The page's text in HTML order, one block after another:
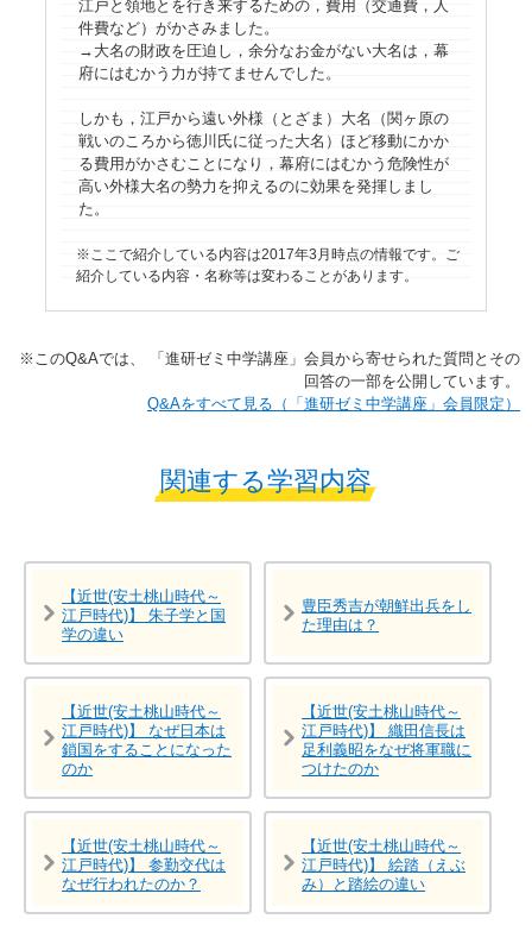
江戸と領地とを行き来するための，費用（交通費，人
件費など）がかさみました。
→大名の財政を圧迫し，余分なお金がない大名は，幕
府にはむかう力が持てませんでした。
しかも，江戸から遠い外様（とざま）大名（関ヶ原の
戦いのころから徳川氏に従った大名）ほど移動にかか
る費用がかさむことになり，幕府にはむかう危険性が
高い外様大名の勢力を抑えるのに効果を発揮しまし
た。
ここで紹介している内容は2017年3月時点の情報です。ご
紹介している内容・名称等は変わることがあります。
※​このQ&Aでは、​ 「進研ゼミ中学講座」​会員から寄せられた質問とその
回答の一部を公開しています。​
​​Q&Aをすべて見る（「進研ゼミ中学講座」会員限定）
関連する学習内容
【近世(安土桃山時代～
江戸時代)】 朱子学と国
学の違い
豊臣秀吉が朝鮮出兵をし
た理由は？
【近世(安土桃山時代～
江戸時代)】 なぜ日本は
鎖国をすることになった
のか
【近世(安土桃山時代～
江戸時代)】 織田信長は
足利義昭をなぜ将軍職に
つけたのか
【近世(安土桃山時代～
江戸時代)】 参勤交代は
なぜ行われたのか？
【近世(安土桃山時代～
江戸時代)】 絵踏（えぶ
み）と踏絵の違い